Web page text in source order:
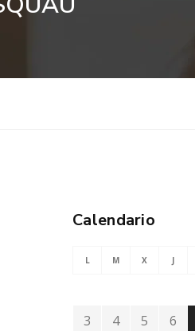
Calendario
L M X J
3
4 5 6